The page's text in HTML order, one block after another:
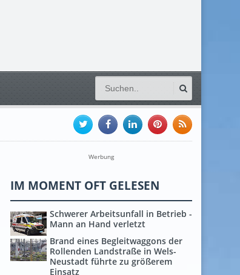
Werbung
IM MOMENT OFT GELESEN
Schwerer Arbeitsunfall in Betrieb -
Mann an Hand verletzt
Brand eines Begleitwaggons der
Rollenden Landstraße in Wels-
Neustadt führte zu größerem
Einsatz